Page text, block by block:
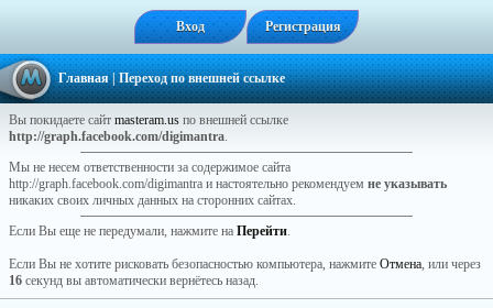
Вход Регистрация
Главная| Переход по внешней ссылке
Вы покидаете сайт masteram.us по внешней ссылке
http://graph.facebook.com/digimantra.
Мы не несем ответственности за содержимое сайта
http://graph.facebook.com/digimantra и настоятельно рекомендуем не указывать
никаких своих личных данных на сторонних сайтах.
Если Вы еще не передумали, нажмите на Перейти.
Если Вы не хотите рисковать безопасностью компьютера, нажмите Отмена, или через
16 секунд вы автоматически вернётесь назад.